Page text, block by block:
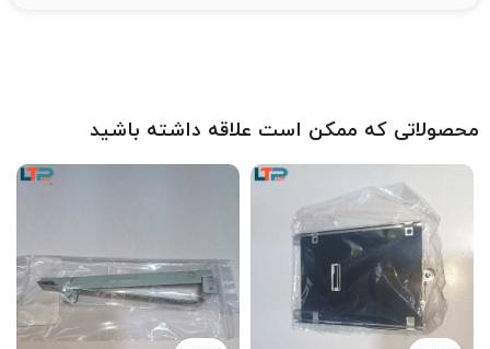
محصولاتی که ممکن است علاقه داشته باشید